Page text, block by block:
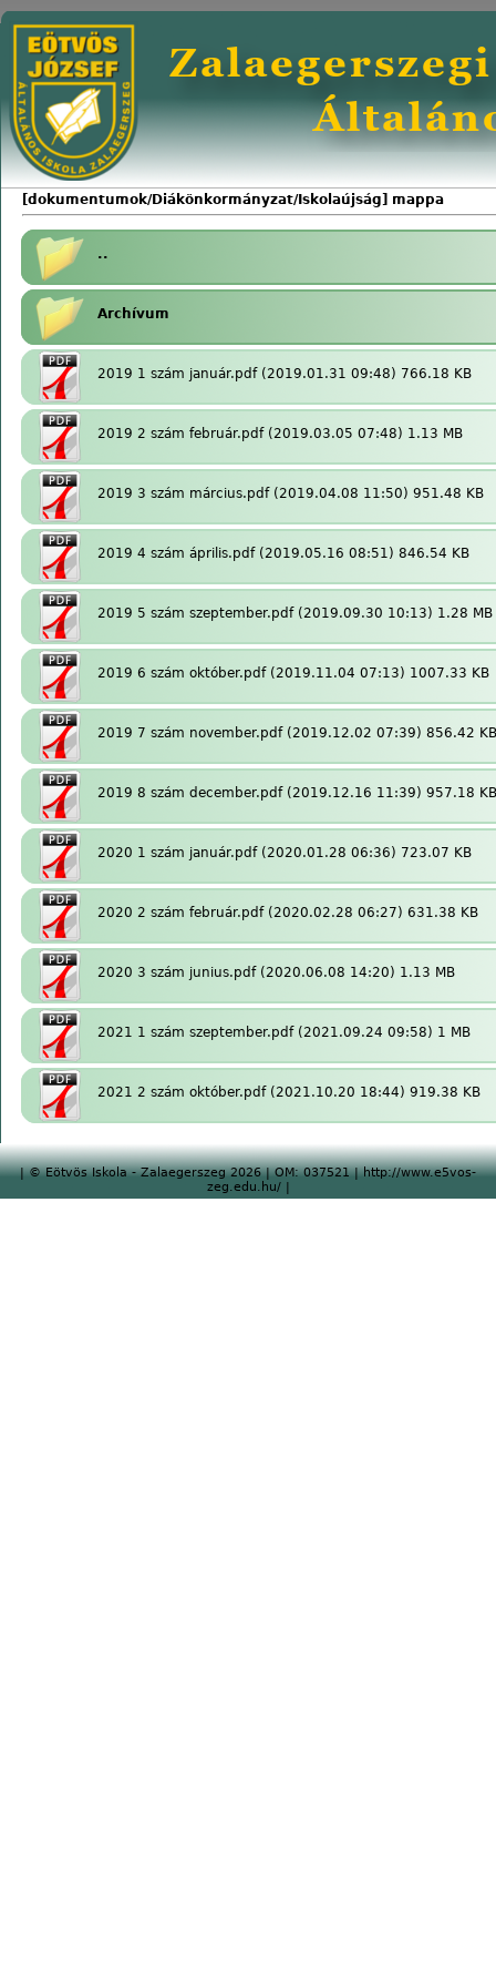
[dokumentumok/Diákönkormányzat/Iskolaújság] mappa
..
Archívum
2019 1 szám január.pdf(2019.01.31 09:48) 766.18 KB
2019 2 szám február.pdf(2019.03.05 07:48) 1.13 MB
2019 3 szám március.pdf(2019.04.08 11:50) 951.48 KB
2019 4 szám április.pdf(2019.05.16 08:51) 846.54 KB
2019 5 szám szeptember.pdf(2019.09.30 10:13) 1.28 MB
2019 6 szám október.pdf(2019.11.04 07:13) 1007.33 KB
2019 7 szám november.pdf(2019.12.02 07:39) 856.42 KB
2019 8 szám december.pdf(2019.12.16 11:39) 957.18 KB
2020 1 szám január.pdf(2020.01.28 06:36) 723.07 KB
2020 2 szám február.pdf(2020.02.28 06:27) 631.38 KB
2020 3 szám junius.pdf(2020.06.08 14:20) 1.13 MB
2021 1 szám szeptember.pdf(2021.09.24 09:58) 1 MB
2021 2 szám október.pdf(2021.10.20 18:44) 919.38 KB
| © Eötvös Iskola - Zalaegerszeg 2026 | OM: 037521 | http://www.e5vos-
zeg.edu.hu/ |